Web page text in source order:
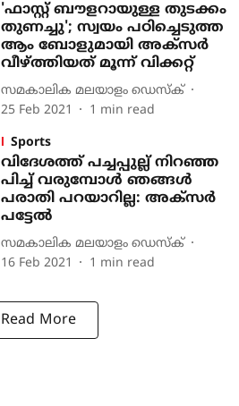
'ഫാസ്റ്റ് ബൗളറായുള്ള തുടക്കം
തുണച്ചു'; സ്വയം പഠിച്ചെടുത്ത
ആം ബോളുമായി അക്‌സര്‍
വീഴ്ത്തിയത് മൂന്ന് വിക്കറ്റ്‌
സമകാലിക മലയാളം ഡെസ്ക്
25 Feb 2021
1 min read
Sports
വിദേശത്ത് പച്ചപ്പുല്ല് നിറഞ്ഞ
പിച്ച് വരുമ്പോള്‍ ഞങ്ങള്‍
പരാതി പറയാറില്ല: അക്‌സര്‍
പട്ടേല്‍
സമകാലിക മലയാളം ഡെസ്ക്
16 Feb 2021
1 min read
Read More